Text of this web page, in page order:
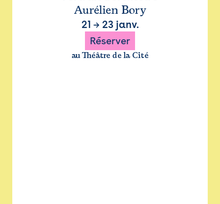
Aurélien Bory
21 → 23 janv.
Réserver
au Théâtre de la Cité